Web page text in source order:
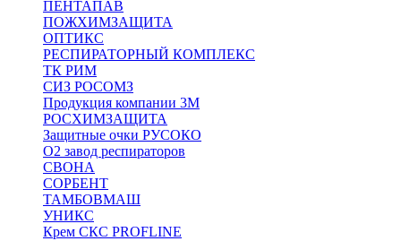
ПЕНТАПАВ
ПОЖХИМЗАЩИТА
ОПТИКС
РЕСПИРАТОРНЫЙ КОМПЛЕКС
ТК РИМ
СИЗ РОСОМЗ
Продукция компании 3M
РОСХИМЗАЩИТА
Защитные очки РУСОКО
О2 завод респираторов
СВОНА
СОРБЕНТ
ТАМБОВМАШ
УНИКС
Крем СКС PROFLINE